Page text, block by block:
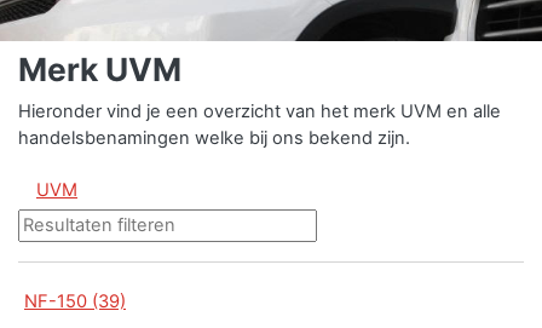
Merk UVM
Hieronder vind je een overzicht van het merk UVM en alle
handelsbenamingen welke bij ons bekend zijn.
UVM
NF-150 (39)